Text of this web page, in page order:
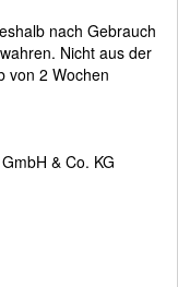
nach Gebrauch
Nicht aus der
von 2 Wochen
& Co. KG